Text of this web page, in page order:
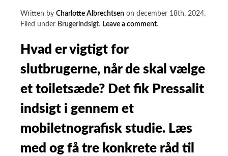
Written by Charlotte Albrechtsen on december 18th, 2024.
Filed under Brugerindsigt. Leave a commenton
mobiletnografi
og
dine
egne
undersøgelser
.
Hvad er vigtigt for
slutbrugerne, når de skal vælge
et toiletsæde? Det fik Pressalit
indsigt i gennem et
mobiletnografisk studie. Læs
med og få tre konkrete råd til